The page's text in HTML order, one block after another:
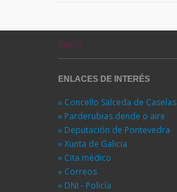
Xunco
ENLACES DE INTERÉS
» Concello Salceda de Caselas
» Parderubias dende o aire
» Deputación de Pontevedra
» Xunta de Galicia
» Cita médico
» Correos
» DNI - Policía